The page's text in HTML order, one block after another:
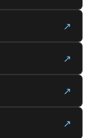
↗
↗
↗
↗